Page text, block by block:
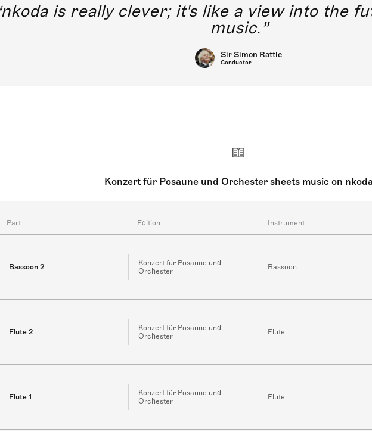
nkoda is really clever; it's like a view into the
music.
Sir Simon Rattle
Conductor
Konzert für Posaune und Orchester sheets music on nkoda
Part Edition Instrument
Bassoon 2
Konzert für Posaune und
Orchester
Bassoon
Flute 2
Konzert für Posaune und
Orchester
Flute
Flute 1
Konzert für Posaune und
Orchester
Flute